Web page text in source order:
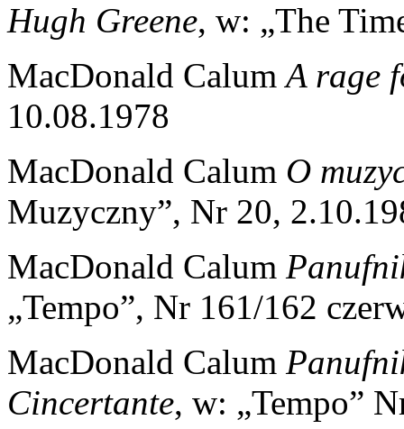
Hugh Greene, w: „The
MacDonald CalumA rage
10.08.1978
MacDonald Calum O
Muzyczny”, Nr 20,
MacDonald Calum
„Tempo”, Nr 161/162
MacDonald Calum
Cincertante, w: „Tempo”